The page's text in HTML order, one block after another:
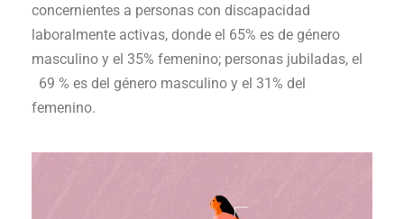
concernientes a personas con discapacidad
laboralmente activas, donde el 65% es de género
masculino y el 35% femenino; personas jubiladas, el
69 % es del género masculino y el 31% del
femenino.